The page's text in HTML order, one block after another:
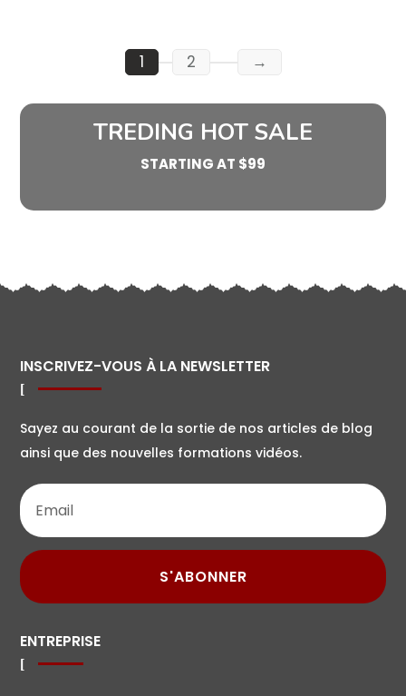
1 2 →
TREDING HOT SALE
STARTING AT $99
INSCRIVEZ-VOUS À LA NEWSLETTER
Sayez au courant de la sortie de nos articles de blog
ainsi que des nouvelles formations vidéos.
S'ABONNER
ENTREPRISE